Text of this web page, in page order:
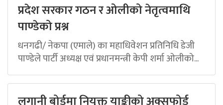
प्रदेश सरकार गठन र ओलीको नेतृत्वमाथि
पाण्डेको प्रश्न
धनगढी/ नेकपा (एमाले) का महाधिवेशन प्रतिनिधि डेजी
पाण्डेले पार्टी अध्यक्ष एवं प्रधानमन्त्री केपी शर्मा ओलीको...